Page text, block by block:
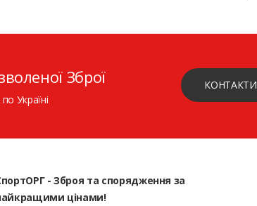
Зброї
Україні
КОНТАКТИ
- Зброя та спорядження за
цінами!